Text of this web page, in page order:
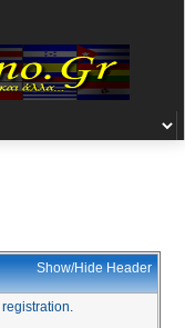
Show/Hide Header
registration.